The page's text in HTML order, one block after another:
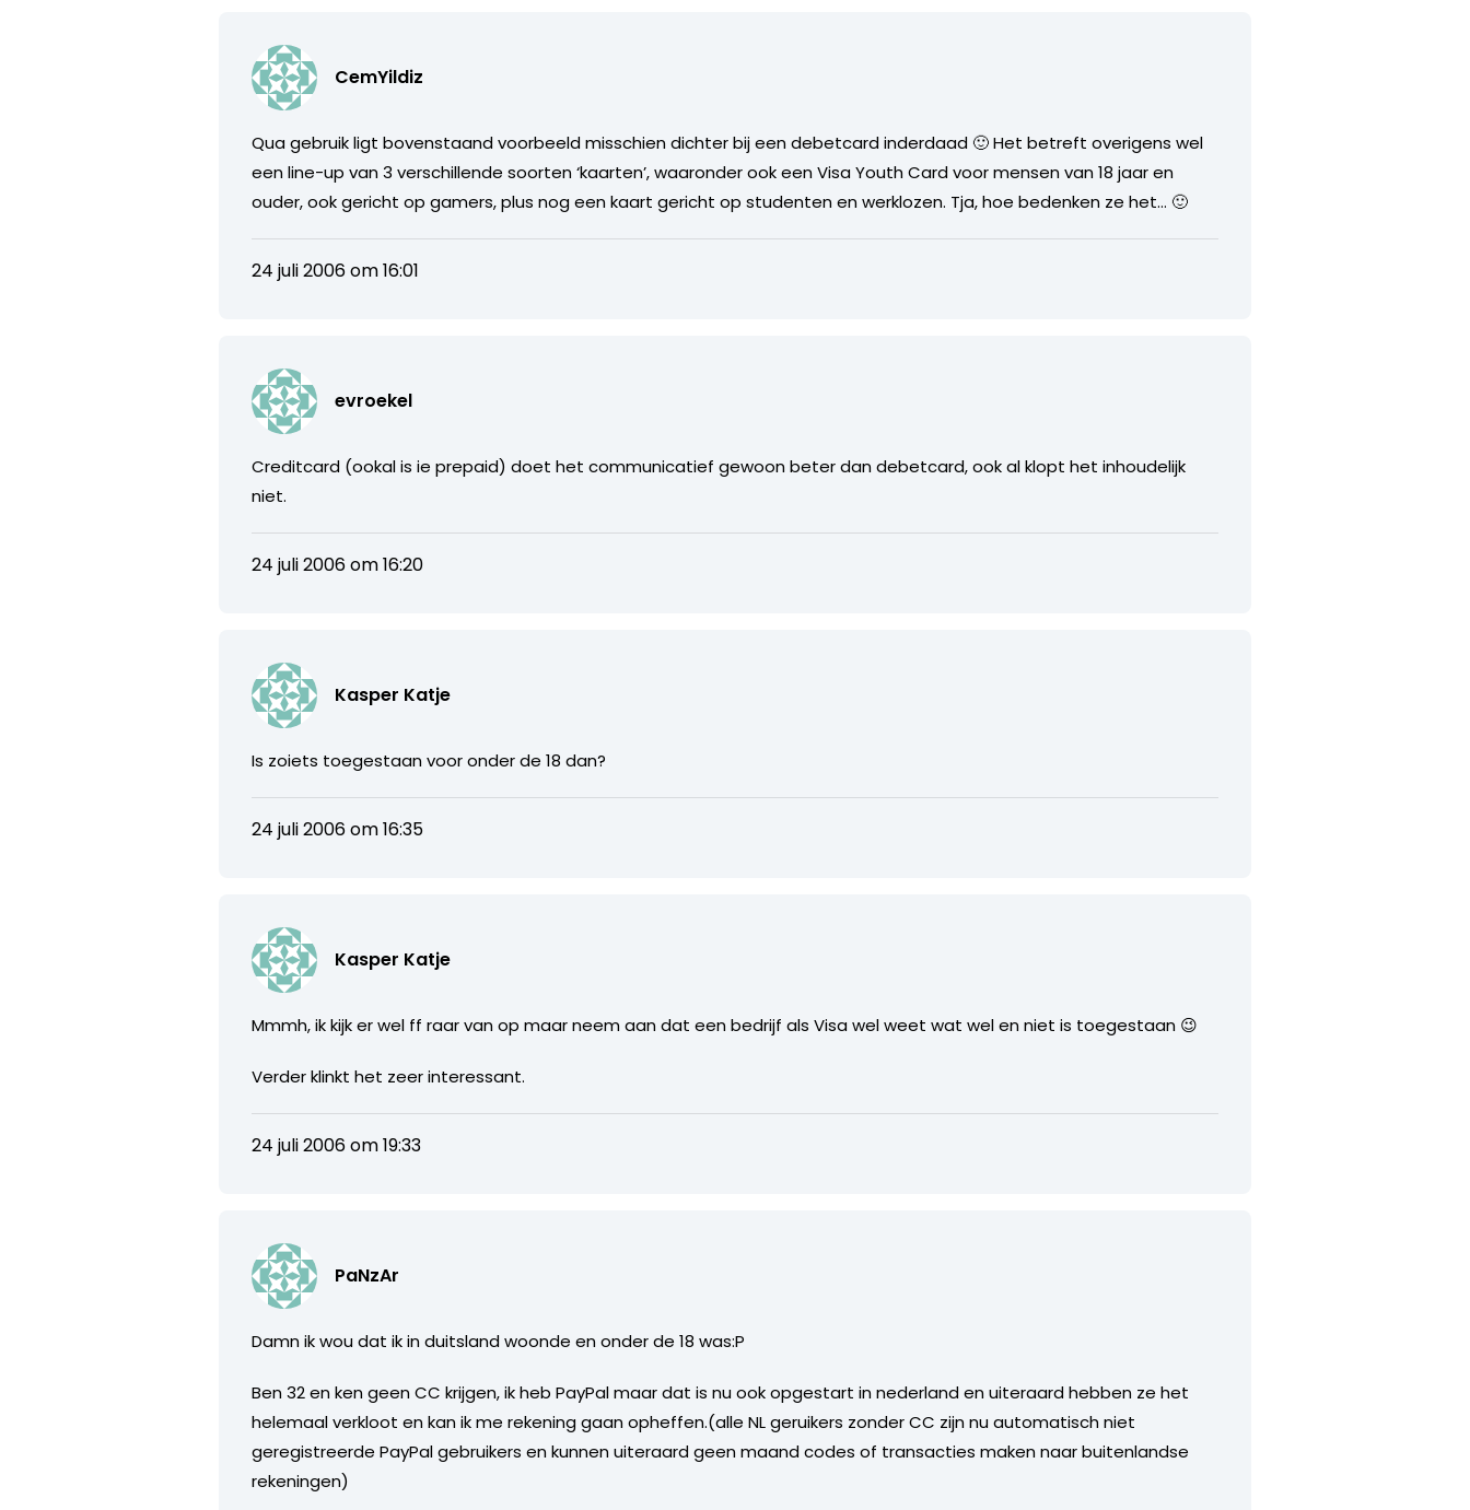
CemYildiz
Qua gebruik ligt bovenstaand voorbeeld misschien dichter bij een debetcard inderdaad 🙂 Het betreft overigens wel
een line-up van 3 verschillende soorten ‘kaarten’, waaronder ook een Visa Youth Card voor mensen van 18 jaar en
ouder, ook gericht op gamers, plus nog een kaart gericht op studenten en werklozen. Tja, hoe bedenken ze het… 🙂
24 juli 2006 om 16:01
evroekel
Creditcard (ookal is ie prepaid) doet het communicatief gewoon beter dan debetcard, ook al klopt het inhoudelijk
niet.
24 juli 2006 om 16:20
Kasper Katje
Is zoiets toegestaan voor onder de 18 dan?
24 juli 2006 om 16:35
Kasper Katje
Mmmh, ik kijk er wel ff raar van op maar neem aan dat een bedrijf als Visa wel weet wat wel en niet is toegestaan 😉
Verder klinkt het zeer interessant.
24 juli 2006 om 19:33
PaNzAr
Damn ik wou dat ik in duitsland woonde en onder de 18 was:P
Ben 32 en ken geen CC krijgen, ik heb PayPal maar dat is nu ook opgestart in nederland en uiteraard hebben ze het
helemaal verkloot en kan ik me rekening gaan opheffen.(alle NL geruikers zonder CC zijn nu automatisch niet
geregistreerde PayPal gebruikers en kunnen uiteraard geen maand codes of transacties maken naar buitenlandse
rekeningen)